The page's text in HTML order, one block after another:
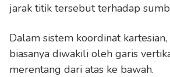
jarak titik tersebut terhadap
Dalam sistem koordinat
biasanya diwakili oleh garis
merentang dari atas ke bawah.